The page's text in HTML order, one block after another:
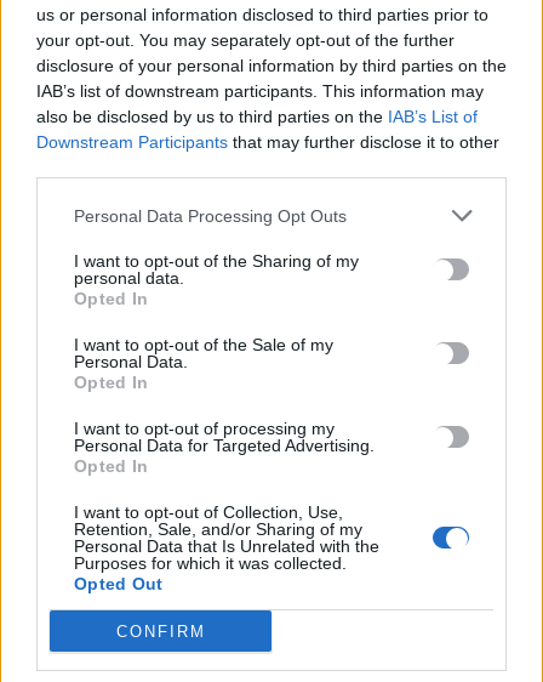
us or personal information disclosed to third parties prior to
your opt-out. You may separately opt-out of the further
disclosure of your personal information by third parties on the
IAB’s list of downstream participants. This information may
also be disclosed by us to third parties on the IAB’s List of
Downstream Participants that may further disclose it to other
Personal Data Processing Opt Outs
I want to opt-out of the Sharing of my
personal data.
Opted In
I want to opt-out of the Sale of my
Personal Data.
Opted In
I want to opt-out of processing my
Personal Data for Targeted Advertising.
Opted In
I want to opt-out of Collection, Use,
Retention, Sale, and/or Sharing of my
Personal Data that Is Unrelated with the
Purposes for which it was collected.
Opted Out
CONFIRM
Κρήτη: 500.000 ευρώ για έργα οδικής ασφάλειας –
Διαγραμμίσεις και ανακλαστήρες σε 150 χλμ. οδικού δικτύου
10 Αυγούστου, 2026
10 Αυγούστου, 2026
Πέθανε ο συγγραφέας και στοχαστής Στέλιος Ράμφος
Προθεσμία για να δώσουν εξηγήσεις για την προσγείωση στο
ελικοπτέρου
10 Αυγούστου, 2026
Υπό έλεγχο η πυρκαγιά στον Κουβαρά Αττικής, παραμένουν
καπνογόνα σημεία – Προβληματίζουν οι ισχυροί άνεμοι
10 Αυγούστου, 2026